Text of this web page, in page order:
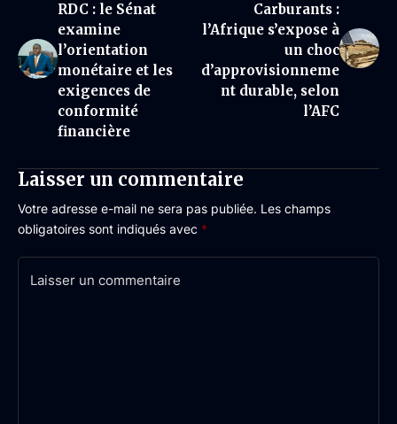
RDC : le Sénat
examine
l’orientation
monétaire et les
exigences de
conformité
financière
Carburants :
l’Afrique s’expose à
un choc
d’approvisionneme
nt durable, selon
l’AFC
Laisser un commentaire
Votre adresse e-mail ne sera pas publiée. Les champs
obligatoires sont indiqués avec *